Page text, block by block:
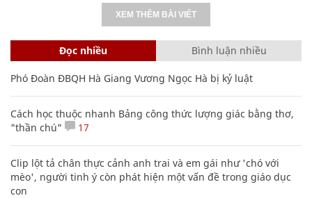
XEM THÊM BÀI VIẾT
Đọc nhiều Bình luận nhiều
Phó Đoàn ĐBQH Hà Giang Vương Ngọc Hà bị kỷ luật
Cách học thuộc nhanh Bảng công thức lượng giác bằng thơ,
"thần chú"
17
Clip lột tả chân thực cảnh anh trai và em gái như 'chó với
mèo', người tinh ý còn phát hiện một vấn đề trong giáo dục
con